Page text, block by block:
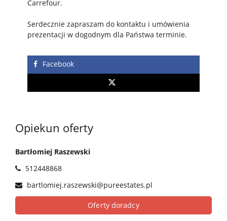
Carrefour.
Serdecznie zapraszam do kontaktu i umówienia
prezentacji w dogodnym dla Państwa terminie.
Facebook
Opiekun oferty
Bartłomiej Raszewski
512448868
bartlomiej.raszewski@pureestates.pl
Oferty doradcy